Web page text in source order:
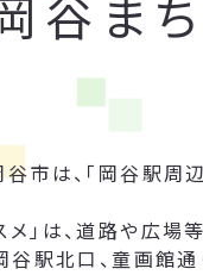
岡谷
市は、「岡谷駅周
メ」は、道路や広
駅北口、童画館通